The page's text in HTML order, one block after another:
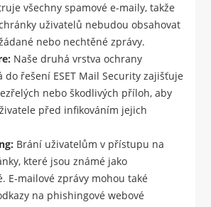
všechny spamové e-maily, takže
uživatelů nebudou obsahovat
nebo nechtěné zprávy.
Naše druhá vrstva ochrany
do řešení ESET Mail Security zajišťuje
nebo škodlivých příloh, aby
před infikováním jejich
Brání uživatelům v přístupu na
které jsou známé jako
E-mailové zprávy mohou také
na phishingové webové